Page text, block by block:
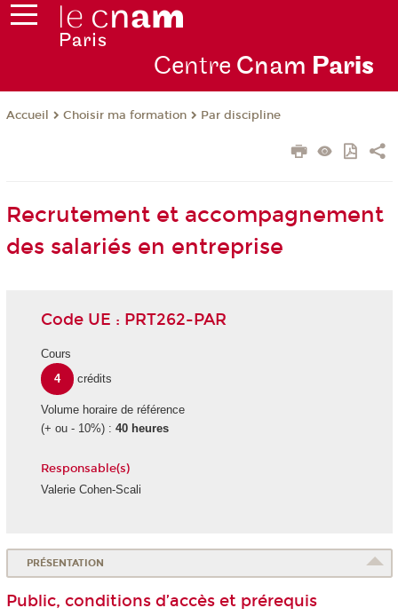
Centre Cnam Paris
Accueil Choisir ma formation Par discipline
Recrutement et accompagnement
des salariés en entreprise
Code UE : PRT262-PAR
Cours
4
crédits
Volume horaire de référence
(+ ou - 10%) : 40 heures
Responsable(s)
Valerie Cohen-Scali
PRÉSENTATION
Public, conditions d’accès et prérequis